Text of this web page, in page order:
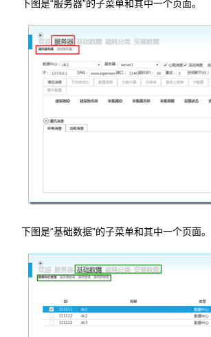
下图是“服务器”的子菜单和其中一个页面。
下图是“基础数据”的子菜单和其中一个页面。